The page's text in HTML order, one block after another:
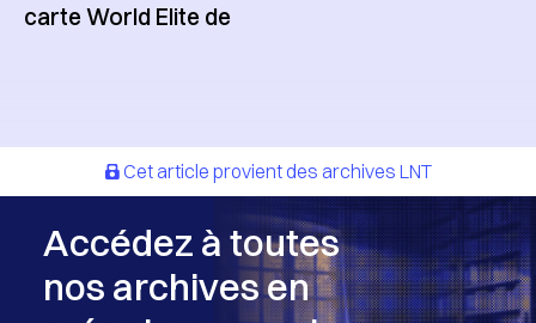
carte World Elite de
Cet article provient des archives LNT
Accédez à toutes
nos archives en